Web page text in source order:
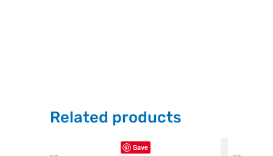
Related products
Save